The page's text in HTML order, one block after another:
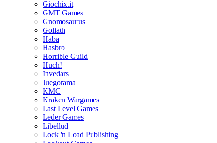
Giochix.it
GMT Games
Gnomosaurus
Goliath
Haba
Hasbro
Horrible Guild
Huch!
Invedars
Juegorama
KMC
Kraken Wargames
Last Level Games
Leder Games
Libellud
Lock 'n Load Publishing